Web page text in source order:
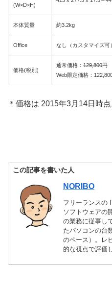
(W×D×H)
本体質量 約3.2kg
Office なし（カスタマイズ可）
価格(税別)
通常価格： 129,800円
Web限定価格：
＊価格は 2015年3月14日時点
この記事を書いた人
NORIBO
フリーランスの
ソフトウェアの
の業務に従事し
たパソコンの台
のペース）。レ
的な視点で評価